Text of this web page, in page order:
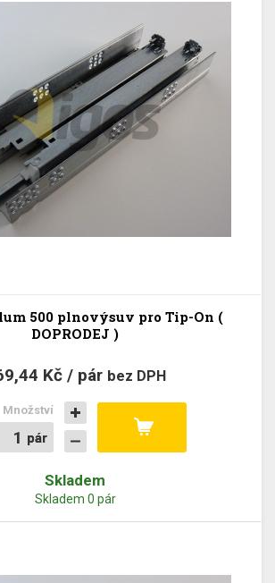
500 plnovýsuv pro Tip-On (
DOPRODEJ )
Kč / pár bez DPH
pár
pár
Množství
Skladem
Skladem 0 pár